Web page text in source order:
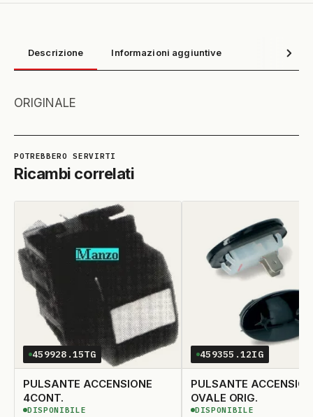
Descrizione Informazioni aggiuntive
ORIGINALE
Ricambi correlati
459928.15TG
PULSANTE ACCENSIONE
4CONT.
DISPONIBILE
DISPONIBILE
459355.12IG
PULSANTE
OVALE ORIG.
DISPONIBILE
DISPONIBILE